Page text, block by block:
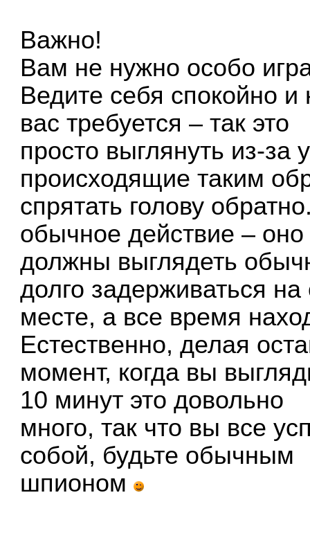
Важно!
Вам не нужно особо
Ведите себя спокойно
вас требуется – так это
просто выглянуть из-за
происходящие таким
спрятать голову
обычное действие – оно
должны выглядеть
долго задерживаться
месте, а все время
Естественно, делая
момент, когда вы
10 минут это довольно
много, так что вы все
собой, будьте обычным
шпионом